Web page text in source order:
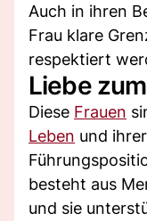
Auch in ihren
Frau klare
respektiert
Liebe
Diese Frauen
Leben und
besteht aus
und sie